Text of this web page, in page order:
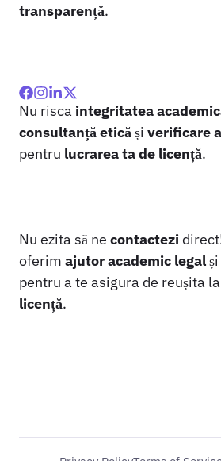
transparență.
Nu risca integritatea
consultanță eticăși verificare
pentru lucrarea ta de licență.
Nu ezita să ne contactezi
oferim ajutor academic legal
pentru a te asigura de reușita la
licență.